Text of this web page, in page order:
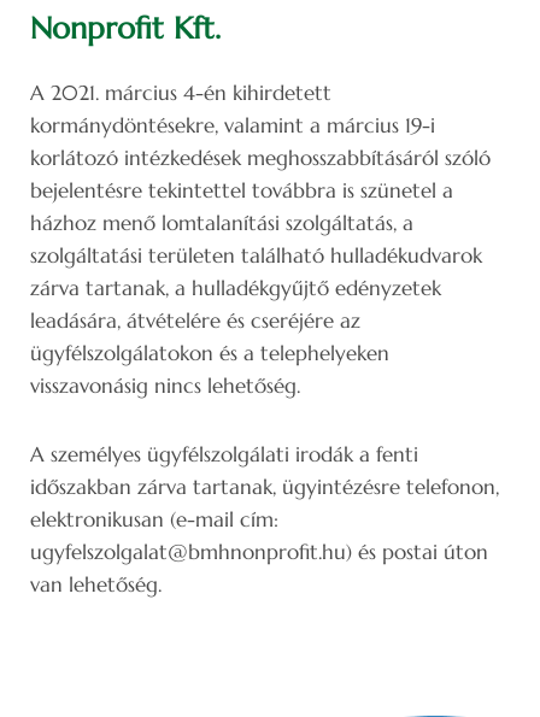
Nonprofit Kft.
A 2021. március 4-én kihirdetett
kormánydöntésekre, valamint a március 19-i
korlátozó intézkedések meghosszabbításáról szóló
bejelentésre tekintettel továbbra is szünetel a
házhoz menő lomtalanítási szolgáltatás, a
szolgáltatási területen található hulladékudvarok
zárva tartanak, a hulladékgyűjtő edényzetek
leadására, átvételére és cseréjére az
ügyfélszolgálatokon és a telephelyeken
visszavonásig nincs lehetőség.
A személyes ügyfélszolgálati irodák a fenti
időszakban zárva tartanak, ügyintézésre telefonon,
elektronikusan (e-mail cím:
ugyfelszolgalat@bmhnonprofit.hu) és postai úton
van lehetőség.